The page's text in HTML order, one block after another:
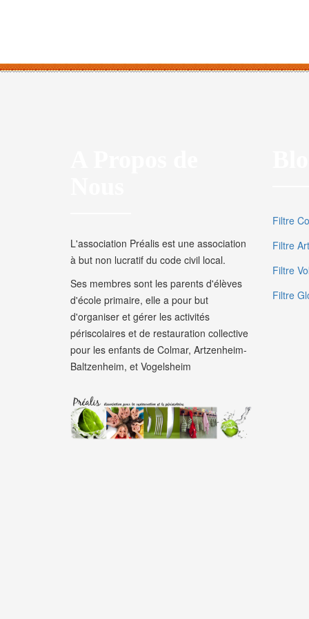
L'association Préalis est une association
à but non lucratif du code civil local.
Ses membres sont les parents d'élèves
d'école primaire, elle a pour but
d'organiser et gérer les activités
périscolaires et de restauration collective
pour les enfants de Colmar, Artzenheim-
Baltzenheim, et Vogelsheim
Filtre
Filtre
Filtre
Filtre